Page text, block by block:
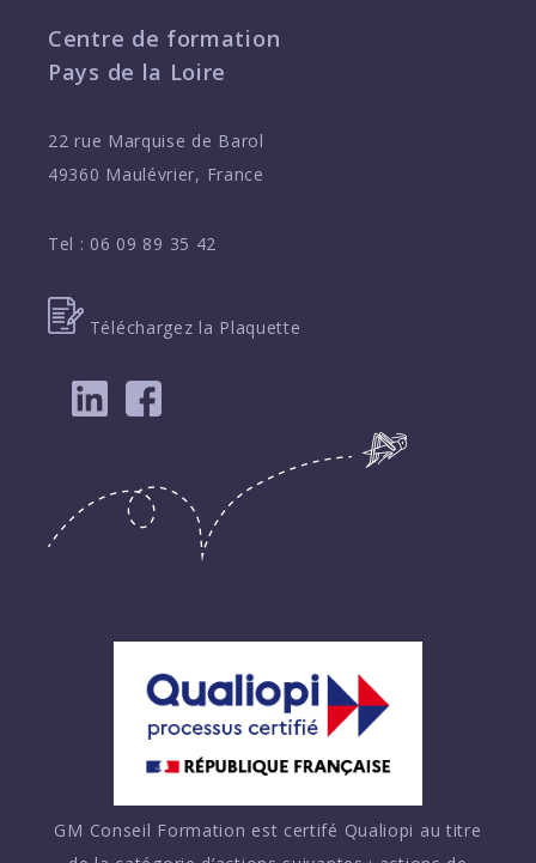
Centre de formation
Pays de la Loire
22 rue Marquise de Barol
49360 Maulévrier, France
Tel : 06 09 89 35 42
Téléchargez la Plaquette
GM Conseil Formation est certifé Qualiopi au titre